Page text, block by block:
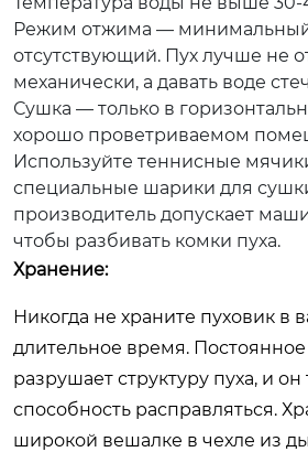
Режим отжима —
отсутствующий. Пух лучше не
механически, а давать воде
Сушка — только в
хорошо проветриваемом
Используйте теннисные
специальные шарики для
производитель допускает
чтобы разбивать комки пуха.
Хранение:
Никогда не храните пуховик в
длительное время.
разрушает структуру пуха, и он
способность расправляться.
широкой вешалке в чехле из